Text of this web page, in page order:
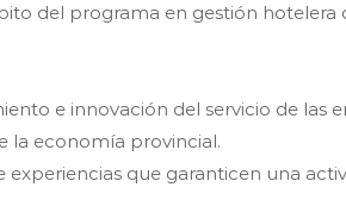
del programa en gestión hotelera
e innovación del servicio de las
la economía provincial.
que garanticen una